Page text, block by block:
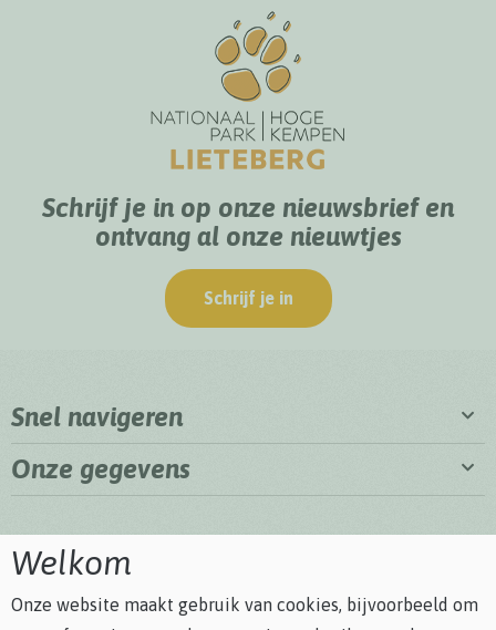
Schrijf je in op onze nieuwsbrief en
ontvang al onze nieuwtjes
Schrijf je in
Snel navigeren
Onze gegevens
Welkom
Onze website maakt gebruik van cookies, bijvoorbeeld om